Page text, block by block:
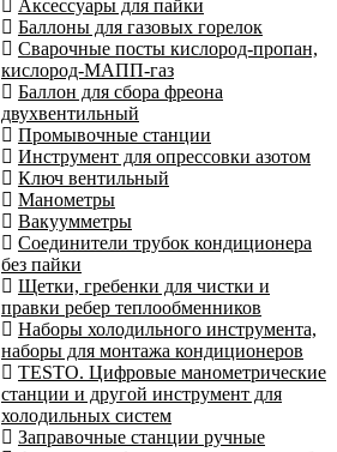
Аксессуары для пайки
Баллоны для газовых горелок
Сварочные посты кислород-пропан,
кислород-МАПП-газ
Баллон для сбора фреона
двухвентильный
Промывочные станции
Инструмент для опрессовки азотом
Ключ вентильный
Манометры
Вакуумметры
Соединители трубок кондиционера
без пайки
Щетки, гребенки для чистки и
правки ребер теплообменников
Наборы холодильного инструмента,
наборы для монтажа кондиционеров
TESTO. Цифровые манометрические
станции и другой инструмент для
холодильных систем
Заправочные станции ручные